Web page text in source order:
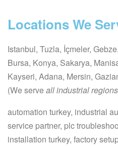
Locations We
Istanbul, Tuzla, İçmeler,
Bursa, Konya, Sakarya,
Kayseri, Adana, Mersin,
(We serveall industrial
automation turkey, industrial
service partner, plc
installation turkey, factory